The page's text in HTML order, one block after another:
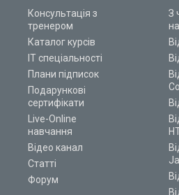
Консультація з
тренером
Каталог курсів
ІТ спеціальності
Плани підписок
Подарункові
сертифікати
Live-Online
навчання
Відео канал
Статті
Форум
З